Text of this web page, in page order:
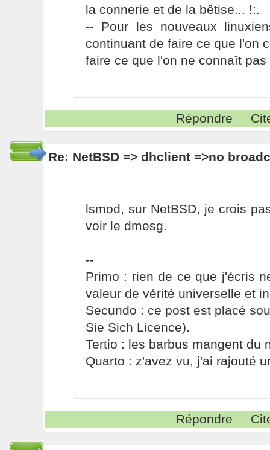
la connerie et de la bêtise... !:.
-- Pour les nouveaux
continuant de faire ce que l'on
faire ce que l'on ne connaît pas
Répondre
Re: NetBSD => dhclient =>no
lsmod, sur NetBSD, je crois
voir le dmesg.
--
Primo : rien de ce que j'écris
valeur de vérité universelle et
Secundo : ce post est placé
Sie Sich Licence).
Tertio : les barbus mangent du
Quarto : z'avez vu, j'ai rajouté
Répondre